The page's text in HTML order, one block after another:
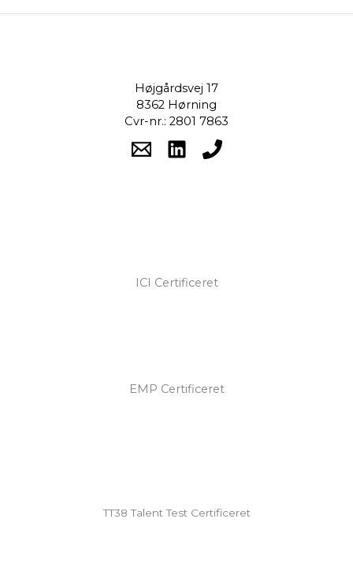
Højgårdsvej 17
8362 Hørning
Cvr-nr.: 2801 7863
ICI Certificeret
EMP Certificeret
TT38 Talent Test Certificeret